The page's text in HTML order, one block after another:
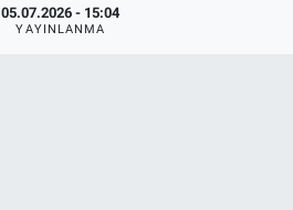
05.07.2026 - 15:04
YAYINLANMA